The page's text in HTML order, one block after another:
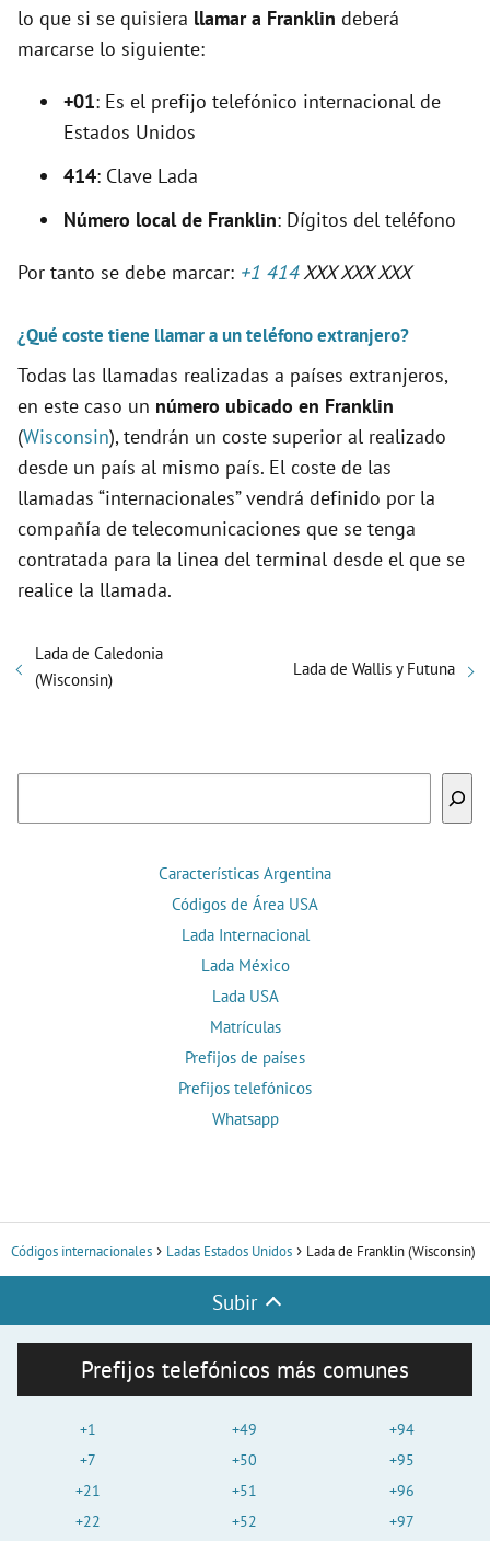
lo que si se quisiera llamar a Franklin deberá
marcarse lo siguiente:
+01: Es el prefijo telefónico internacional de
Estados Unidos
414: Clave Lada
Número local de Franklin: Dígitos del teléfono
Por tanto se debe marcar: +1 414XXX XXX XXX
¿Qué coste tiene llamar a un teléfono extranjero?
Todas las llamadas realizadas a países extranjeros,
en este caso un número ubicado en Franklin
(Wisconsin), tendrán un coste superior al realizado
desde un país al mismo país. El coste de las
llamadas “internacionales” vendrá definido por la
compañía de telecomunicaciones que se tenga
contratada para la linea del terminal desde el que se
realice la llamada.
Lada de Caledonia
(Wisconsin)
Lada de Wallis y Futuna
Características Argentina
Códigos de Área USA
Lada Internacional
Lada México
Lada USA
Matrículas
Prefijos de países
Prefijos telefónicos
Whatsapp
Códigos internacionales Ladas Estados Unidos Lada de Franklin (Wisconsin)
Subir
Prefijos telefónicos más comunes
+1
+7
+21
+22
+49
+50
+51
+52
+94
+95
+96
+97